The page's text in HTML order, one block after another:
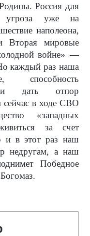
Россия для
угроза уже на
наполеона,
Вторая мировые
войне» —
каждый раз наша
способность
дать отпор
сейчас в ходе СВО
«западных
за счет
и в этот раз наш
недругам, а наш
Победное